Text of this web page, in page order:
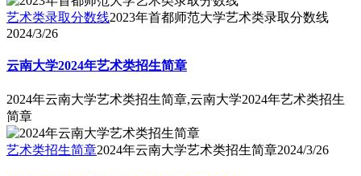
艺术类录取分数线2023年首都师范大学艺术类录取分数线
2024/3/26
云南大学2024年艺术类招生简章
2024年云南大学艺术类招生简章,云南大学2024年艺术类招生
简章
艺术类招生简章2024年云南大学艺术类招生简章2024/3/26